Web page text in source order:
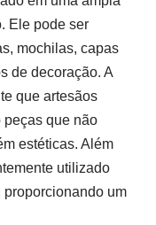
Ele pode ser
mochilas, capas
de decoração. A
que artesãos
peças que não
estéticas. Além
utilizado
proporcionando um